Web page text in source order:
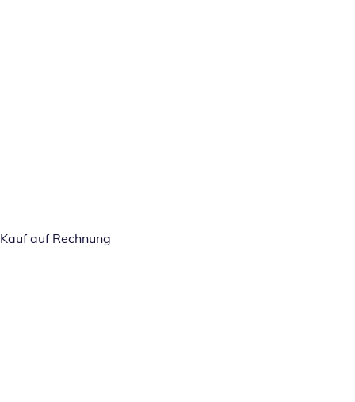
Kauf auf Rechnung